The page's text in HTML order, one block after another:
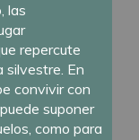
las
repercute
silvestre. En
convivir con
suponer
como para